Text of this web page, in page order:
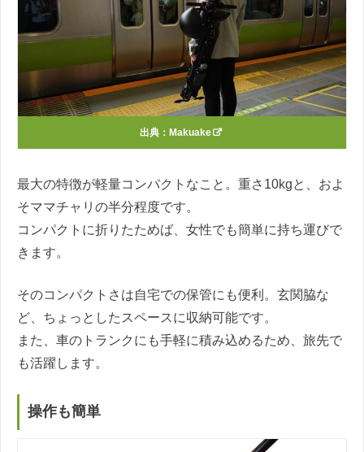
出典： Makuake
最大の特徴が軽量コンパクトなこと。重さ10kgと、およ
そママチャリの半分程度です。
コンパクトに折りたためば、女性でも簡単に持ち運びで
きます。
そのコンパクトさは自宅での保管にも便利。玄関脇な
ど、ちょっとしたスペースに収納可能です。
また、車のトランクにも手軽に積み込めるため、旅先で
も活躍します。
操作も簡単